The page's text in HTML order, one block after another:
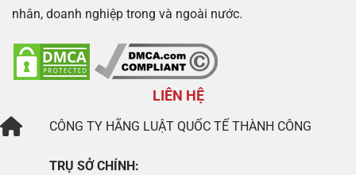
nhân, doanh nghiệp trong và ngoài nước.
LIÊN HỆ
CÔNG TY HÃNG LUẬT QUỐC TẾ THÀNH CÔNG
TRỤ SỞ CHÍNH: